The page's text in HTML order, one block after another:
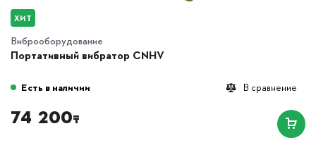
ХИТ
Виброоборудование
Портативный вибратор CNHV
В сравнение
Есть в наличии
74 200₸